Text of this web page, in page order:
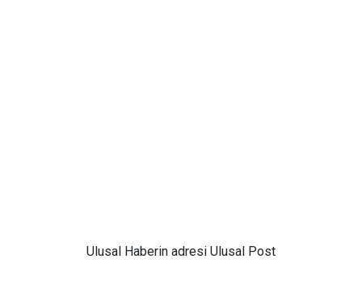
Ulusal Haberin adresi Ulusal Post